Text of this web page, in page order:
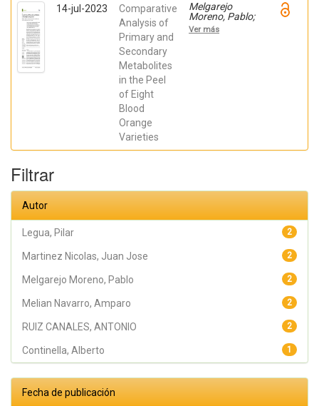
Pilar
14-jul-2023
Comparative
Analysis of
Primary and
Secondary
Metabolites
in the Peel
of Eight
Blood
Orange
Varieties
Melgarejo
Moreno, Pablo;
BALLESTA DE
LOS SANTOS,
Ver más
Filtrar
Autor
2
Legua, Pilar
2
Martinez Nicolas, Juan Jose
2
Melgarejo Moreno, Pablo
2
Melian Navarro, Amparo
2
RUIZ CANALES, ANTONIO
1
Continella, Alberto
Fecha de publicación